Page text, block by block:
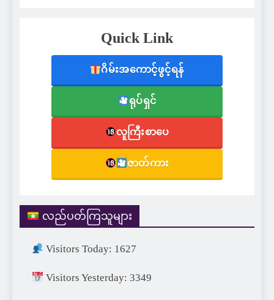
Quick Link
ဂိမ်းအကောင့်ဖွင့်ရန်
ရုပ်ရှင်
လူကြီးစာပေ
ဇာတ်ကား
လည်ပတ်ကြသူများ
Visitors Today: 1627
Visitors Yesterday: 3349